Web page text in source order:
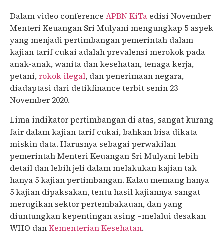
Dalam video conference APBN KiTa edisi November
Menteri Keuangan Sri Mulyani mengungkap 5 aspek
yang menjadi pertimbangan pemerintah dalam
kajian tarif cukai adalah prevalensi merokok pada
anak-anak, wanita dan kesehatan, tenaga kerja,
petani,rokok ilegal, dan penerimaan negara,
diadaptasi dari detikfinance terbit senin 23
November 2020.
Lima indikator pertimbangan di atas, sangat kurang
fair dalam kajian tarif cukai, bahkan bisa dikata
miskin data. Harusnya sebagai perwakilan
pemerintah Menteri Keuangan Sri Mulyani lebih
detail dan lebih jeli dalam melakukan kajian tak
hanya 5 kajian pertimbangan. Kalau memang hanya
5 kajian dipaksakan, tentu hasil kajiannya sangat
merugikan sektor pertembakauan, dan yang
diuntungkan kepentingan asing –melalui desakan
WHO danKementerian Kesehatan.